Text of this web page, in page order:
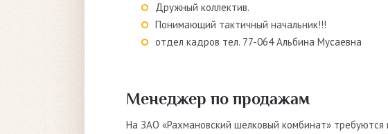
Дружный коллектив.
Понимающий тактичный начальник!!!
отдел кадров тел. 77-064 Альбина Мусаевна
Менеджер по продажам
На ЗАО «Рахмановский шелковый комбинат»